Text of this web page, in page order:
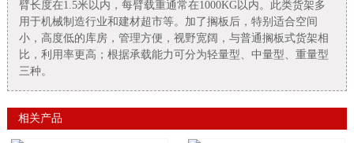
臂长度在1.5米以内，每臂载重通常在1000KG以内。此类货架多
用于机械制造行业和建材超市等。加了搁板后，特别适合空间
小，高度低的库房，管理方便，视野宽阔，与普通搁板式货架相
比，利用率更高；根据承载能力可分为轻量型、中量型、重量型
三种。
相关产品